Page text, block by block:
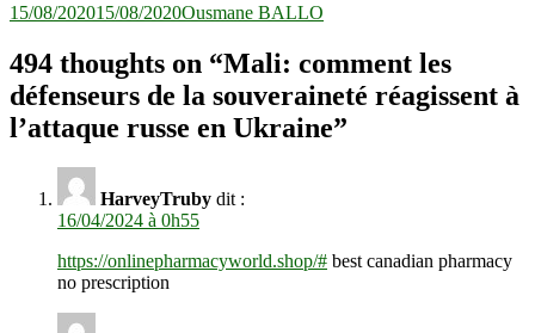
15/08/202015/08/2020Ousmane BALLO
494 thoughts on “Mali: comment les
défenseurs de la souveraineté réagissent à
l’attaque russe en Ukraine”
HarveyTruby dit :
16/04/2024 à 0h55
https://onlinepharmacyworld.shop/# best canadian pharmacy
no prescription